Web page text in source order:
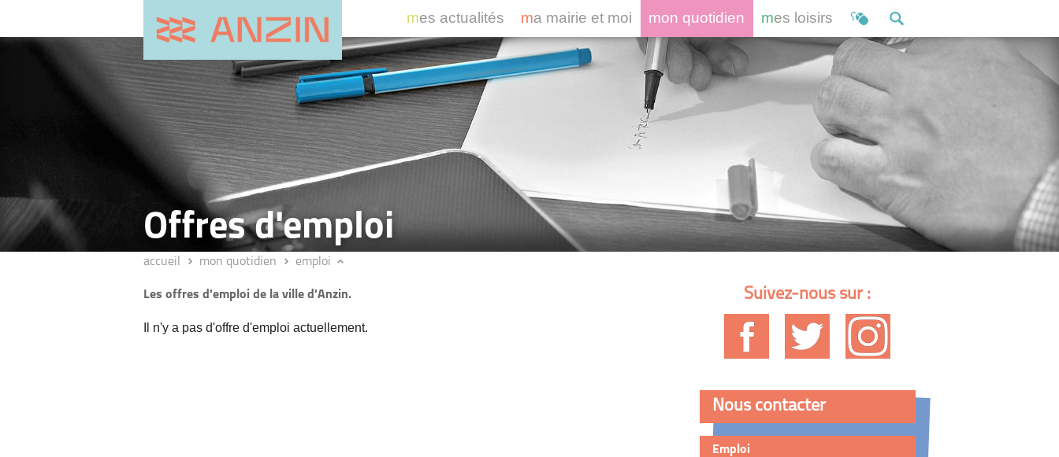
mes actualités ma mairie et moi mon quotidien mes loisirs
Offres d'emploi
accueil mon quotidien emploi
Les offres d'emploi de la ville d'Anzin.
Il n'y a pas d'offre d'emploi actuellement.
Suivez-nous sur :
Nous contacter
Emploi